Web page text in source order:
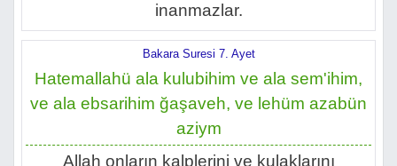
inanmazlar.
Bakara Suresi 7. Ayet
Hatemallahü ala kulubihim ve ala sem'ihim,
ve ala ebsarihim ğaşaveh, ve lehüm azabün
aziym
Allah onların kalplerini ve kulaklarını